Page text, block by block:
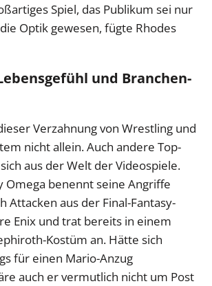
Spiel, das Publikum sei nur
Optik gewesen, fügte Rhodes
und Branchen-
Verzahnung von Wrestling und
nicht allein. Auch andere Top-
aus der Welt der Videospiele.
Omega benennt seine Angriffe
Attacken aus der Final-Fantasy-
Enix und trat bereits in einem
Kostüm an. Hätte sich
für einen Mario-Anzug
auch er vermutlich nicht um Post